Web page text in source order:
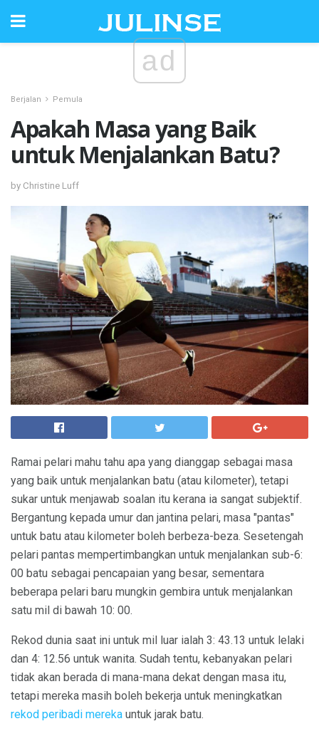
ad
Berjalan Pemula
Apakah Masa yang Baik
untuk Menjalankan Batu?
by Christine Luff
Ramai pelari mahu tahu apa yang dianggap sebagai masa
yang baik untuk menjalankan batu (atau kilometer), tetapi
sukar untuk menjawab soalan itu kerana ia sangat subjektif.
Bergantung kepada umur dan jantina pelari, masa "pantas"
untuk batu atau kilometer boleh berbeza-beza. Sesetengah
pelari pantas mempertimbangkan untuk menjalankan sub-6:
00 batu sebagai pencapaian yang besar, sementara
beberapa pelari baru mungkin gembira untuk menjalankan
satu mil di bawah 10: 00.
Rekod dunia saat ini untuk mil luar ialah 3: 43.13 untuk lelaki
dan 4: 12.56 untuk wanita. Sudah tentu, kebanyakan pelari
tidak akan berada di mana-mana dekat dengan masa itu,
tetapi mereka masih boleh bekerja untuk meningkatkan
rekod peribadi mereka untuk jarak batu.